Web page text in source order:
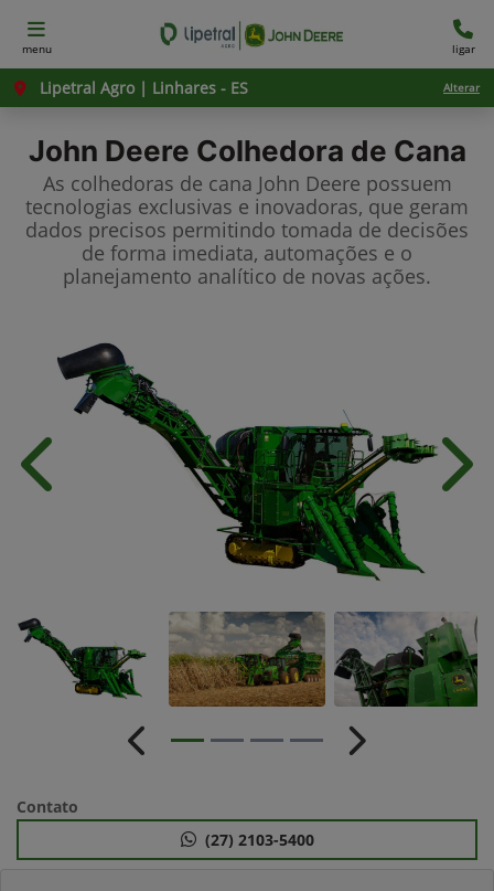
menu ligar
Lipetral Agro | Linhares - ES Alterar
John Deere Colhedora de Cana
As colhedoras de cana John Deere possuem
tecnologias exclusivas e inovadoras, que geram
dados precisos permitindo tomada de decisões
de forma imediata, automações e o
planejamento analítico de novas ações.
Anterior
Anterior Próximo
Contato
(27) 2103-5400